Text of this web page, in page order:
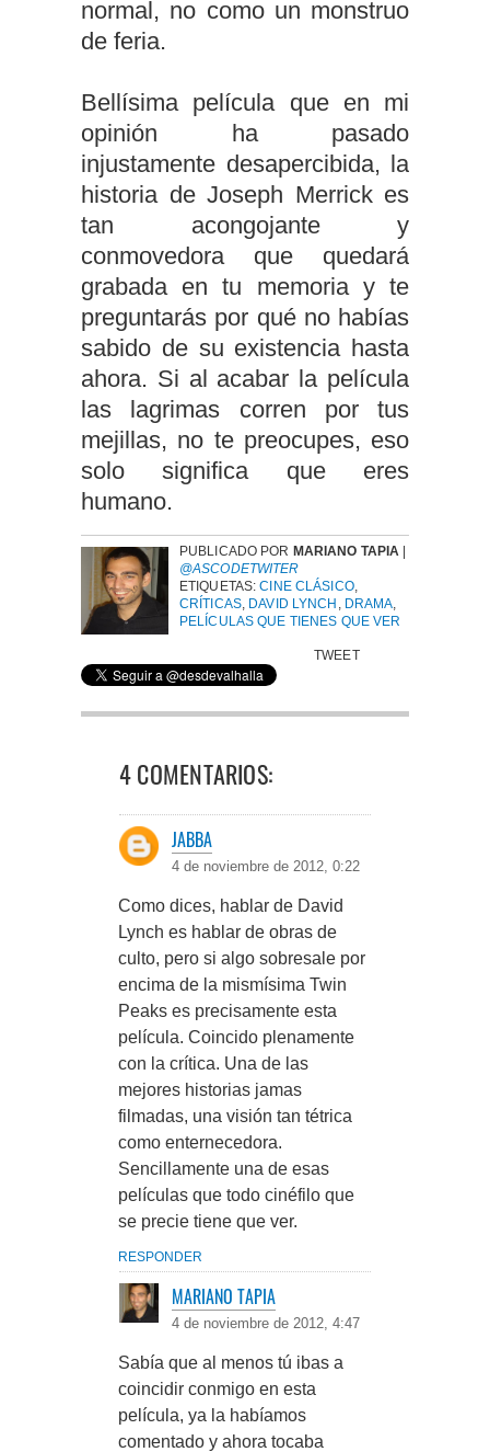
normal, no como un monstruo
de feria.
Bellísima película que en mi
opinión ha pasado
injustamente desapercibida, la
historia de Joseph Merrick es
tan acongojante y
conmovedora que quedará
grabada en tu memoria y te
preguntarás por qué no habías
sabido de su existencia hasta
ahora. Si al acabar la película
las lagrimas corren por tus
mejillas, no te preocupes, eso
solo significa que eres
humano.
PUBLICADO POR MARIANO TAPIA
@ASCODETWITER
ETIQUETAS:CINE CLÁSICO,
CRÍTICAS, DAVID LYNCH , DRAMA,
PELÍCULAS QUE TIENES QUE VER
TWEET
4 COMENTARIOS:
JABBA
4 de noviembre de 2012, 0:22
Como dices, hablar de David
Lynch es hablar de obras de
culto, pero si algo sobresale por
encima de la mismísima Twin
Peaks es precisamente esta
película. Coincido plenamente
con la crítica. Una de las
mejores historias jamas
filmadas, una visión tan tétrica
como enternecedora.
Sencillamente una de esas
películas que todo cinéfilo que
se precie tiene que ver.
RESPONDER
MARIANO TAPIA
4 de noviembre de 2012, 4:47
Sabía que al menos tú ibas a
coincidir conmigo en esta
película, ya la habíamos
comentado y ahora tocaba